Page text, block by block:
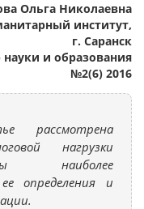
Ольга Николаевна
институт,
г. Саранск
и образования
№2(6) 2016
рассмотрена
нагрузки
наиболее
определения и